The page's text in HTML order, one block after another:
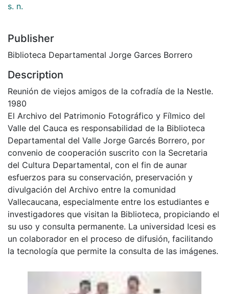
s. n.
Publisher
Biblioteca Departamental Jorge Garces Borrero
Description
Reunión de viejos amigos de la cofradía de la Nestle.
1980
El Archivo del Patrimonio Fotográfico y Fílmico del
Valle del Cauca es responsabilidad de la Biblioteca
Departamental del Valle Jorge Garcés Borrero, por
convenio de cooperación suscrito con la Secretaria
del Cultura Departamental, con el fin de aunar
esfuerzos para su conservación, preservación y
divulgación del Archivo entre la comunidad
Vallecaucana, especialmente entre los estudiantes e
investigadores que visitan la Biblioteca, propiciando el
su uso y consulta permanente. La universidad Icesi es
un colaborador en el proceso de difusión, facilitando
la tecnología que permite la consulta de las imágenes.